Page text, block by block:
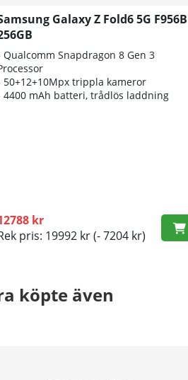
Galaxy Z Fold6 5G F956B
Qualcomm Snapdragon 8 Gen 3
50+12+10Mpx trippla kameror
4400 mAh batteri, trådlös laddning
kr
pris: 19992 kr(- 7204 kr)
köpte även